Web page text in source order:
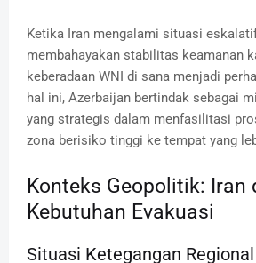
Ketika Iran mengalami situasi
membahayakan stabilitas keamanan
keberadaan WNI di sana menjadi
hal ini, Azerbaijan bertindak sebagai
yang strategis dalam menfasilitasi
zona berisiko tinggi ke tempat yang
Konteks Geopolitik: Iran
Kebutuhan Evakuasi
Situasi Ketegangan Regional